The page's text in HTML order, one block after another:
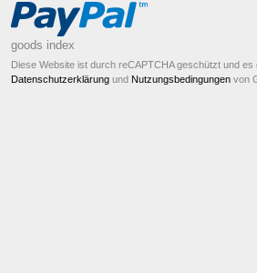
goods index
Diese Website ist durch reCAPTCHA geschützt und es
Datenschutzerklärung und Nutzungsbedingungen von